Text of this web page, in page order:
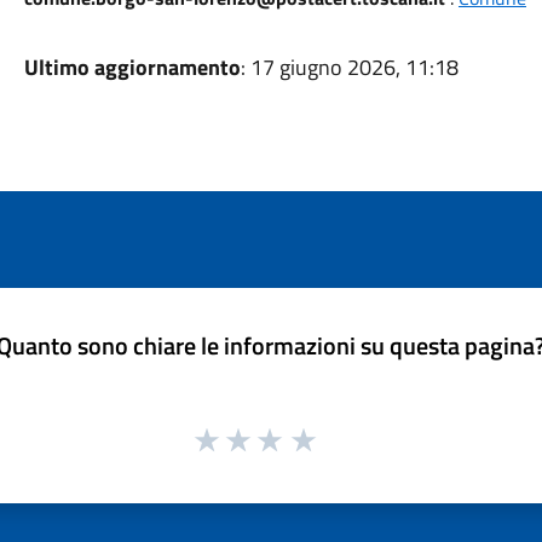
Ultimo aggiornamento: 17 giugno 2026, 11:18
sono chiare le informazioni su questa